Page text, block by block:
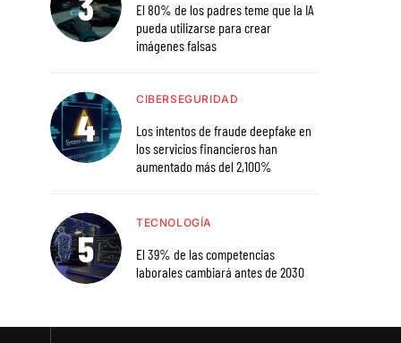
El 80% de los padres teme que la IA
pueda utilizarse para crear
imágenes falsas
CIBERSEGURIDAD
Los intentos de fraude deepfake en
los servicios financieros han
aumentado más del 2,100%
TECNOLOGÍA
El 39% de las competencias
laborales cambiará antes de 2030